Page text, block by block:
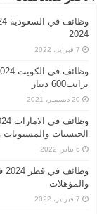
2024
7 فبراير، 2022
براتب600 دينار
20 ديسمبر، 2021
الجنسيات والمستويات
6 يناير، 2022
والمؤهلات
7 فبراير، 2022